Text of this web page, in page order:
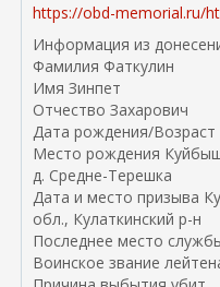
https://obd-memorial.ru/
Информация из
Фамилия Фаткулин
Имя Зинпет
Отчество Захарович
Дата рождения/Возраст
Место рождения
д. Средне-Терешка
Дата и место призыва
обл., Кулаткинский р-н
Последнее место
Воинское звание